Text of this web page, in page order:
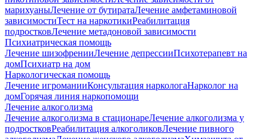
марихуаныЛечение от бутиратаЛечение амфетаминовой
зависимостиТест на наркотикиРеабилитация
подростковЛечение метадоновой зависимости
Психиатрическая помощь
Лечение шизофренииЛечение депрессииПсихотерапевт на
домПсихиатр на дом
Наркологическая помощь
Лечение игроманииКонсультация наркологаНарколог на
домГорячая линия наркопомощи
Лечение алкоголизма
Лечение алкоголизма в стационареЛечение алкоголизма у
подростковРеабилитация алкоголиковЛечение пивного